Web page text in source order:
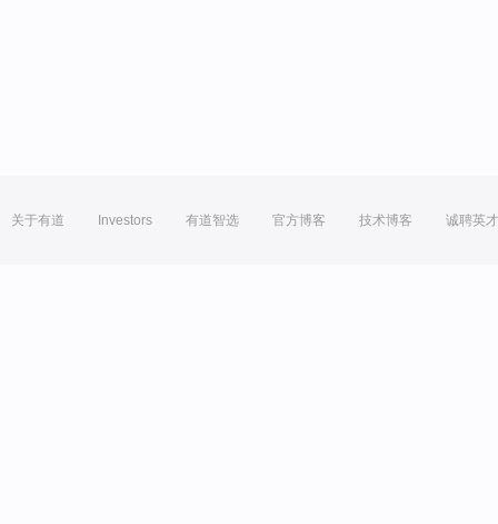
关于有道 Investors 有道智选 官方博客 技术博客 诚聘英才